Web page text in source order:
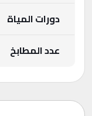
دورات المياة
عدد المطابخ